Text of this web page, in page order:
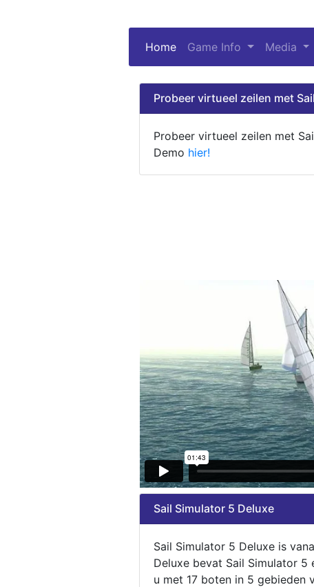
Home (current)
Game Info Media
Probeer virtueel zeilen met
Probeer virtueel zeilen met
Demo hier!
Sail Simulator 5 Deluxe
Sail Simulator 5 Deluxe is
Deluxe bevat Sail Simulator 5
u met 17 boten in 5 gebieden